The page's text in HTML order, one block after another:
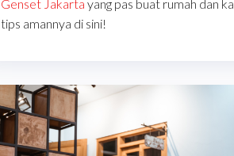
Genset Jakarta yang pas buat rumah dan
tips amannya di sini!